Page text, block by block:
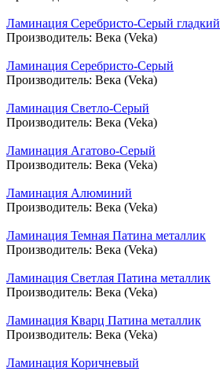
Ламинация Серебристо-Серый гладкий
Производитель: Века (Veka)
Ламинация Серебристо-Серый
Производитель: Века (Veka)
Ламинация Светло-Серый
Производитель: Века (Veka)
Ламинация Агатово-Серый
Производитель: Века (Veka)
Ламинация Алюминий
Производитель: Века (Veka)
Ламинация Темная Патина металлик
Производитель: Века (Veka)
Ламинация Светлая Патина металлик
Производитель: Века (Veka)
Ламинация Кварц Патина металлик
Производитель: Века (Veka)
Ламинация Коричневый